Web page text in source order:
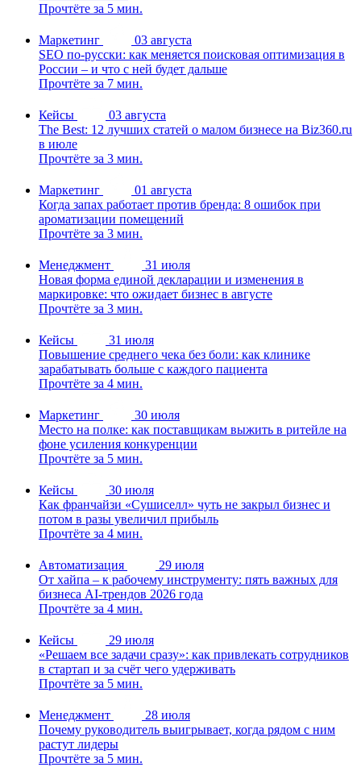
Прочтёте за 5 мин.
Маркетинг
03 августа
SEO по-русски: как меняется поисковая оптимизация в
России – и что с ней будет дальше
Прочтёте за 7 мин.
Кейсы
03 августа
The Best: 12 лучших статей о малом бизнесе на Biz360.ru
в июле
Прочтёте за 3 мин.
Маркетинг
01 августа
Когда запах работает против бренда: 8 ошибок при
ароматизации помещений
Прочтёте за 3 мин.
Менеджмент
31 июля
Новая форма единой декларации и изменения в
маркировке: что ожидает бизнес в августе
Прочтёте за 3 мин.
Кейсы
31 июля
Повышение среднего чека без боли: как клинике
зарабатывать больше с каждого пациента
Прочтёте за 4 мин.
Маркетинг
30 июля
Место на полке: как поставщикам выжить в ритейле на
фоне усиления конкуренции
Прочтёте за 5 мин.
Кейсы
30 июля
Как франчайзи «Сушиселл» чуть не закрыл бизнес и
потом в разы увеличил прибыль
Прочтёте за 4 мин.
Автоматизация
29 июля
От хайпа – к рабочему инструменту: пять важных для
бизнеса AI-трендов 2026 года
Прочтёте за 4 мин.
Кейсы
29 июля
«Решаем все задачи сразу»: как привлекать сотрудников
в стартап и за счёт чего удерживать
Прочтёте за 5 мин.
Менеджмент
28 июля
Почему руководитель выигрывает, когда рядом с ним
растут лидеры
Прочтёте за 5 мин.